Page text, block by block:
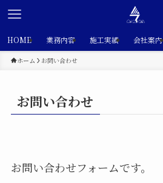
HOME 業務内容 施工実績 会社案内
ホーム お問い合わせ
お問い合わせ
お問い合わせフォームです。